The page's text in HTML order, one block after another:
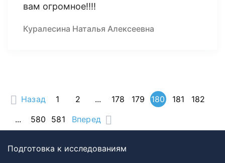
вам огромное!!!!
Куралесина Наталья Алексеевна
Назад 1 2 ... 178 179 180 181
182
...
580 581 Вперед
Подготовка к исследованиям